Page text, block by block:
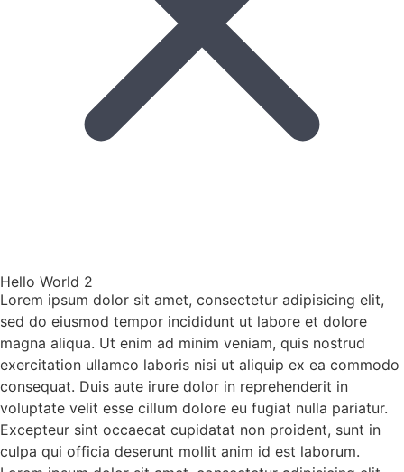
Hello World 2
Lorem ipsum dolor sit amet, consectetur adipisicing elit,
sed do eiusmod tempor incididunt ut labore et dolore
magna aliqua. Ut enim ad minim veniam, quis nostrud
exercitation ullamco laboris nisi ut aliquip ex ea commodo
consequat. Duis aute irure dolor in reprehenderit in
voluptate velit esse cillum dolore eu fugiat nulla pariatur.
Excepteur sint occaecat cupidatat non proident, sunt in
culpa qui officia deserunt mollit anim id est laborum.